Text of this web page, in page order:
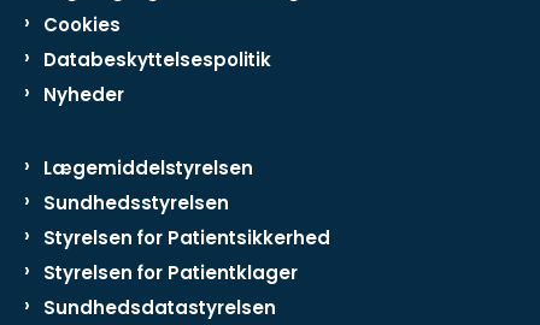
Cookies
Databeskyttelsespolitik
Nyheder
Lægemiddelstyrelsen
Sundhedsstyrelsen
Styrelsen for Patientsikkerhed
Styrelsen for Patientklager
Sundhedsdatastyrelsen